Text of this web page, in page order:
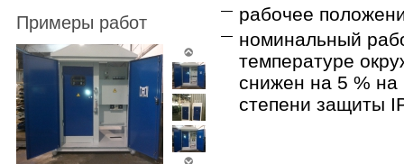
Примеры работ
рабочее
номинальный
температуре
снижен на 5 %
степени защиты